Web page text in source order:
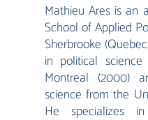
Mathieu Ares is an
School of Applied
Sherbrooke
in political
Montreal (2000)
science from the
He specializes